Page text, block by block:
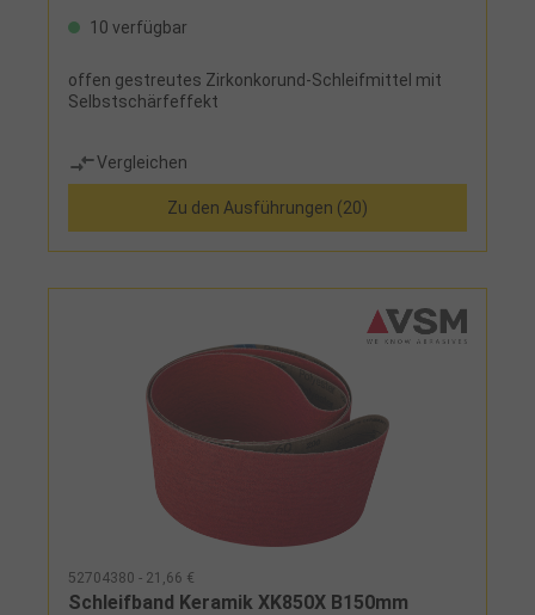
10 verfügbar
offen gestreutes Zirkonkorund-Schleifmittel mit
Selbstschärfeffekt
Vergleichen
Zu den Ausführungen (20)
52704380 - 21,66 €
Schleifband Keramik XK850X B150mm